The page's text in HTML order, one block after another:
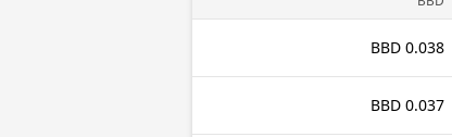
0.038 BBD
0.037 BBD